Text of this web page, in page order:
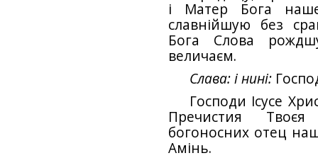
і Матер Бога
славнійшую без
Бога Слова
величаєм.
Слава: і нині:
Господи Ісусе
Пречистия
богоносних отец
Амінь.